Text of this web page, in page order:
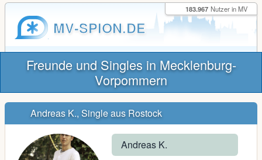
MV-SPION.DE
183.967 Nutzer in MV
Freunde und Singles in Mecklenburg-
Vorpommern
Andreas K., Single aus Rostock
Andreas K.